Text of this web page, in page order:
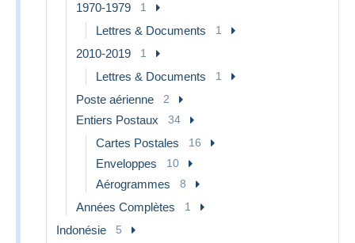
1970-1979 1
Lettres & Documents 1
2010-2019 1
Lettres & Documents 1
Poste aérienne 2
Entiers Postaux 34
Cartes Postales 16
Enveloppes 10
Aérogrammes 8
Années Complètes 1
Indonésie 5